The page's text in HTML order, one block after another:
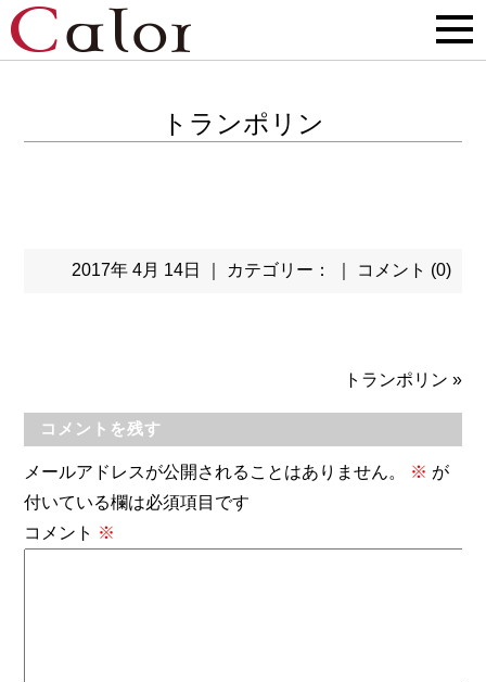
トランポリン
2017年 4月 14日 ｜ カテゴリー： ｜ コメント (0)
トランポリン »
コメントを残す
メールアドレスが公開されることはありません。 ※ が
付いている欄は必須項目です
コメント ※